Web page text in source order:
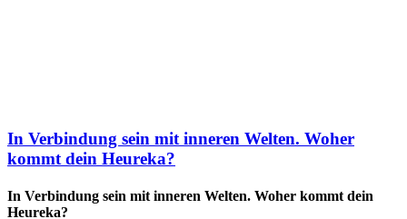
In Verbindung sein mit inneren Welten. Woher
kommt dein Heureka?
In Verbindung sein mit inneren Welten. Woher kommt dein
Heureka?